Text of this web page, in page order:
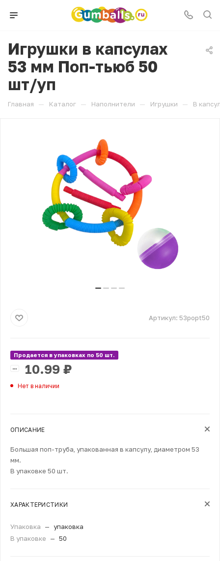
Игрушки в капсулах
53 мм Поп-тьюб 50
шт/уп
Главная — Каталог — Наполнители — Игрушки — В
Артикул: 53popt50
Продается в упаковках по 50 шт.
10.99 ₽
Нет в наличии
ОПИСАНИЕ
Большая поп-труба, упакованная в капсулу, диаметром 53
мм.
В упаковке 50 шт.
ХАРАКТЕРИСТИКИ
Упаковка —
упаковка
В упаковке
— 50